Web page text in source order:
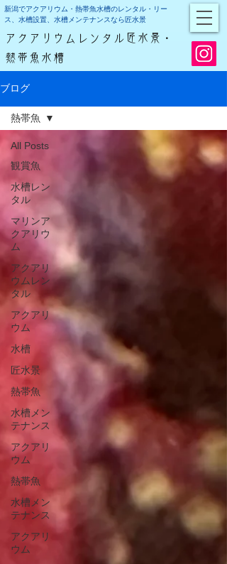
アクアリウムレンタル匠水景・
熱帯魚水槽
新潟でアクアリウム・熱帯魚水槽のレンタル・リー
ス、水槽設置、水槽メンテナンスなら匠水景
ブログ
All Posts
観賞魚
水槽レン
タル
マリンア
クアリウ
ム
アクアリ
ウムレン
タル
アクアリ
ウム
水槽
匠水景
熱帯魚
水槽メン
テナンス
アクアリ
ウム
熱帯魚
水槽メン
テナンス
アクアリ
ウム
熱帯魚